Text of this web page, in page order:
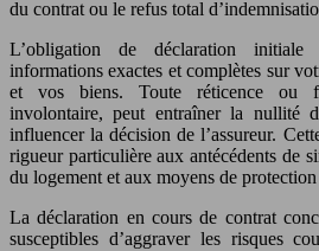
du contrat ou le refus total
L’obligation de déclaration
informations exactes et complètes sur
et vos biens. Toute réticence ou
involontaire, peut entraîner la nullité
influencer la décision de l’assureur.
rigueur particulière aux antécédents de
du logement et aux moyens de
La déclaration en cours de contrat
susceptibles d’aggraver les risques